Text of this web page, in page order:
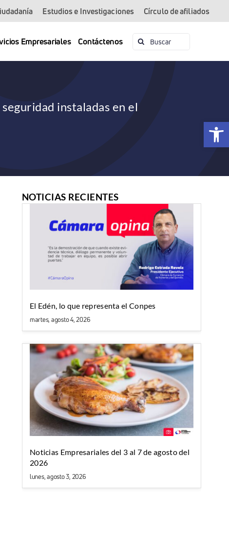
Abrir
Estudios e Investigaciones Círculo de afiliados
Empresariales Contáctenos Buscar:
instaladas en el
NOTICIAS RECIENTES
El Edén, lo que representa el Conpes
martes, agosto 4, 2026
Noticias Empresariales del 3 al 7 de agosto del
2026
lunes, agosto 3, 2026